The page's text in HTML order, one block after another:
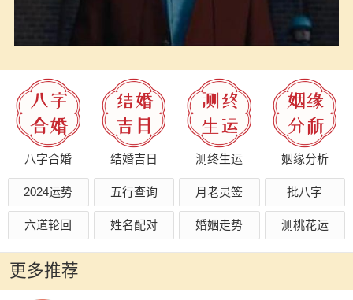
八字合婚 结婚吉日 测终生运 姻缘分析
2024运势 五行查询 月老灵签 批八字
六道轮回 姓名配对 婚姻走势 测桃花运
更多推荐